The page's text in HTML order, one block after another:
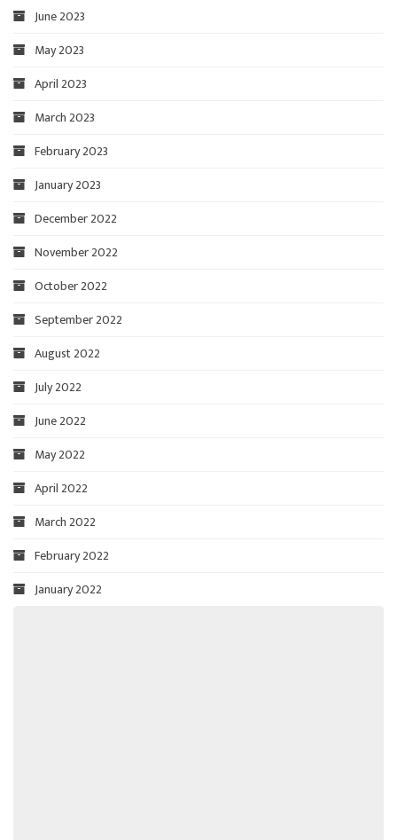
June 2023
May 2023
April 2023
March 2023
February 2023
January 2023
December 2022
November 2022
October 2022
September 2022
August 2022
July 2022
June 2022
May 2022
April 2022
March 2022
February 2022
January 2022